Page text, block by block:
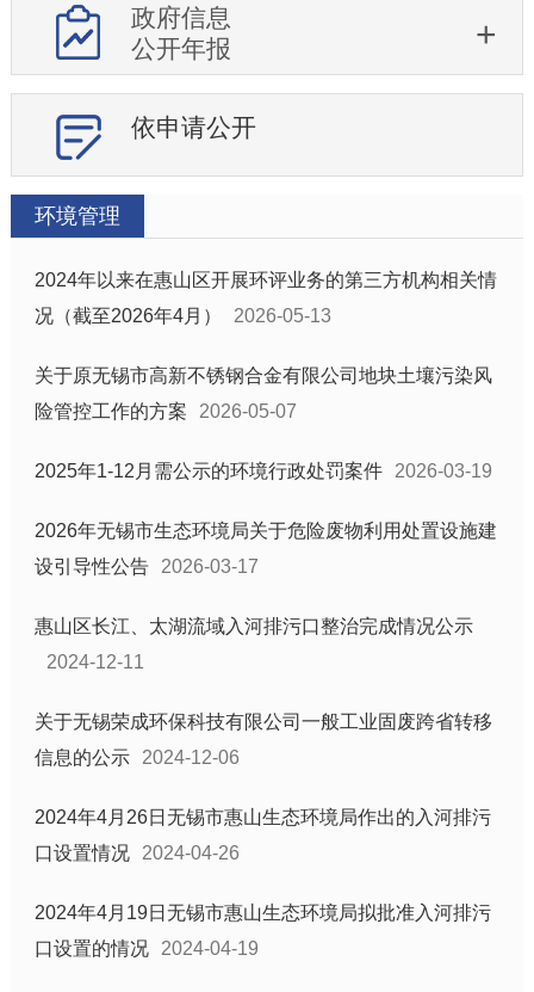
征地信息
住房保障
科技项目管理
税收优惠
化解过剩产能工作信息
政策文件库
新闻发布会
镇街道信息公开目录
部门信息公开目录
政府信息
公开年报
依申请公开
环境管理
2024年以来在惠山区开展环评业务的第三方机构相关情
况（截至2026年4月）
2026-05-13
关于原无锡市高新不锈钢合金有限公司地块土壤污染风
险管控工作的方案
2026-05-07
2025年1-12月需公示的环境行政处罚案件 2026-03-19
2026年无锡市生态环境局关于危险废物利用处置设施建
设引导性公告
2026-03-17
惠山区长江、太湖流域入河排污口整治完成情况公示
2024-12-11
关于无锡荣成环保科技有限公司一般工业固废跨省转移
信息的公示
2024-12-06
2024年4月26日无锡市惠山生态环境局作出的入河排污
口设置情况
2024-04-26
2024年4月19日无锡市惠山生态环境局拟批准入河排污
口设置的情况
2024-04-19